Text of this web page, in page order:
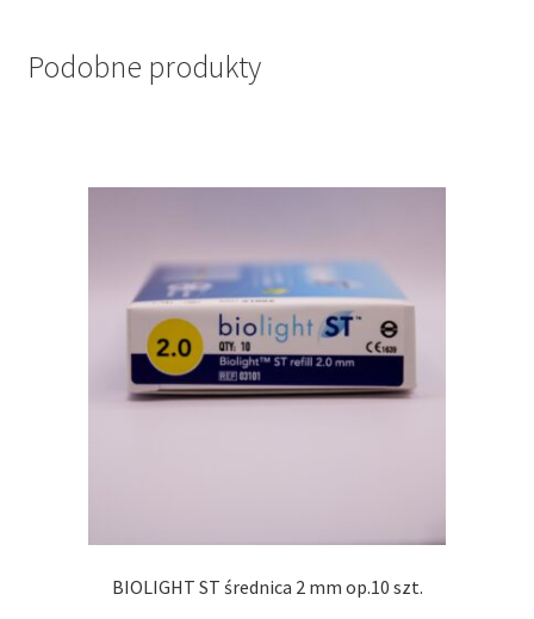
Podobne produkty
BIOLIGHT ST średnica 2 mm op.10 szt.